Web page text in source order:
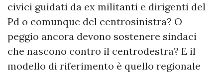
civici guidati da ex militanti e dirigenti del
Pd o comunque del centrosinistra? O
peggio ancora devono sostenere sindaci
che nascono contro il centrodestra? E il
modello di riferimento è quello regionale